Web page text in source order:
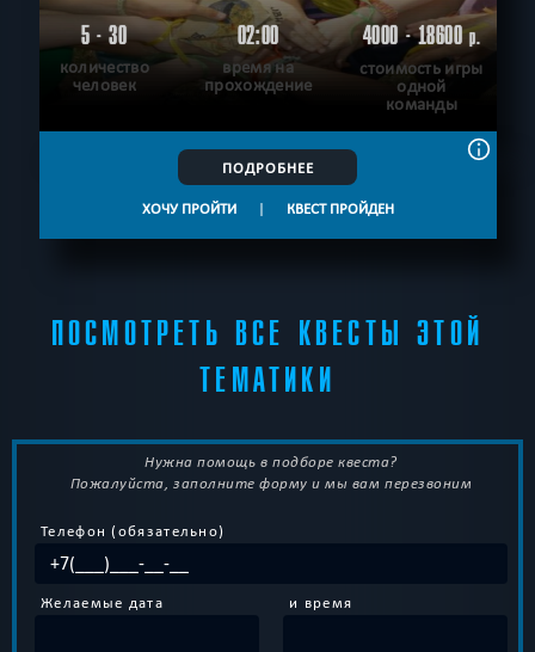
5 - 30
количество
человек
02:00
время на
прохождение
4000 - 18600р.
стоимость игры
одной
команды
ПОДРОБНЕЕ
ХОЧУ ПРОЙТИ | КВЕСТ ПРОЙДЕН
ПОСМОТРЕТЬ ВСЕ КВЕСТЫ ЭТОЙ
ТЕМАТИКИ
Нужна помощь в подборе квеста?
Пожалуйста, заполните форму и мы вам перезвоним
Телефон (обязательно)
Желаемые дата и время